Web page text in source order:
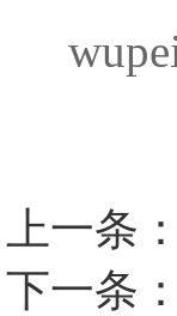
上一条
下一条